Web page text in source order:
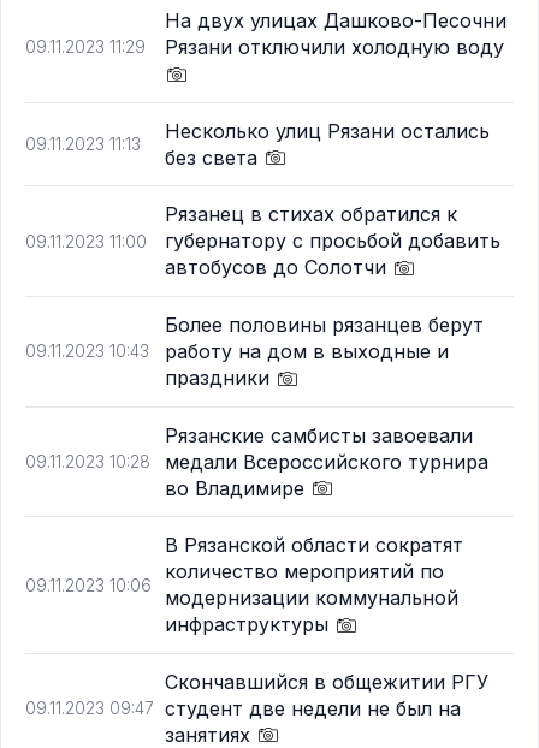
09.11.2023 11:29
На двух улицах Дашково-Песочни
Рязани отключили холодную воду
09.11.2023 11:13
Несколько улиц Рязани остались
без света
09.11.2023 11:00
Рязанец в стихах обратился к
губернатору с просьбой добавить
автобусов до Солотчи
09.11.2023 10:43
Более половины рязанцев берут
работу на дом в выходные и
праздники
09.11.2023 10:28
Рязанские самбисты завоевали
медали Всероссийского турнира
во Владимире
09.11.2023 10:06
В Рязанской области сократят
количество мероприятий по
модернизации коммунальной
инфраструктуры
09.11.2023 09:47
Скончавшийся в общежитии РГУ
студент две недели не был на
занятиях